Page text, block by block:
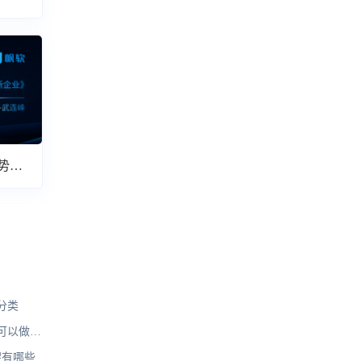
解
类
以做表
哪些